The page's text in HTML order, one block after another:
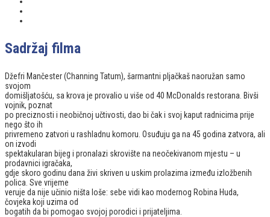
Sadržaj filma
Džefri Mančester (Channing Tatum), šarmantni pljačkaš naoružan samo
svojom
domišljatošću, sa krova je provalio u više od 40 McDonalds restorana. Bivši
vojnik, poznat
po preciznosti i neobičnoj učtivosti, dao bi čak i svoj kaput radnicima prije
nego što ih
privremeno zatvori u rashladnu komoru. Osuđuju ga na 45 godina zatvora, ali
on izvodi
spektakularan bijeg i pronalazi skrovište na neočekivanom mjestu – u
prodavnici igračaka,
gdje skoro godinu dana živi skriven u uskim prolazima između izložbenih
polica. Sve vrijeme
veruje da nije učinio ništa loše: sebe vidi kao modernog Robina Huda,
čovjeka koji uzima od
bogatih da bi pomogao svojoj porodici i prijateljima.